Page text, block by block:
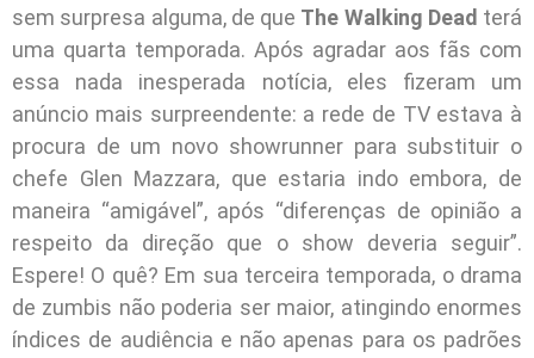
sem surpresa alguma, de que The Walking Dead terá
uma quarta temporada. Após agradar aos fãs com
essa nada inesperada notícia, eles fizeram um
anúncio mais surpreendente: a rede de TV estava à
procura de um novo showrunner para substituir o
chefe Glen Mazzara, que estaria indo embora, de
maneira “amigável”, após “diferenças de opinião a
respeito da direção que o show deveria seguir”.
Espere! O quê? Em sua terceira temporada, o drama
de zumbis não poderia ser maior, atingindo enormes
índices de audiência e não apenas para os padrões